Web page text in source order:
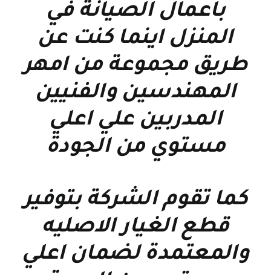
بأعمال الصيانة في
المنزل اينما كنت عن
طريق مجموعة من امهر
المهندسين والفنيين
المدربين علي اعلي
مستوي من الجودة
كما تقوم الشركة بتوفير
قطع الغيار الاصليه
والمعتمدة لضمان اعلي